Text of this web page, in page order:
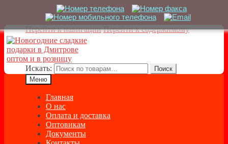
Перейти к навигации Перейти к содержимому
Искать:
Поиск
Меню
Главная
О нас
Оплата и доставка
Оптовикам
Документы